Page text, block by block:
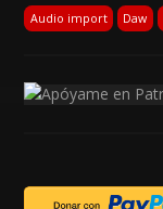
Audio import Daw